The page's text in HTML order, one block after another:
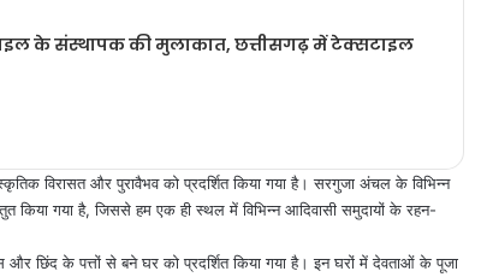
के संस्थापक की मुलाकात, छत्तीसगढ़ में टेक्सटाइल
विरासत और पुरावैभव को प्रदर्शित किया गया है। सरगुजा अंचल के विभिन्न
किया गया है, जिससे हम एक ही स्थल में विभिन्न आदिवासी समुदायों के रहन-
और छिंद के पत्तों से बने घर को प्रदर्शित किया गया है। इन घरों में देवताओं के पूजा